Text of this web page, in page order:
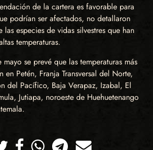
de la cartera es favorable para
podrían ser afectados, no detallaron
las especies de vidas silvestres que han
temperaturas.
se prevé que las temperaturas más
en Petén, Franja Transversal del Norte,
del Pacífico, Baja Verapaz, Izabal, El
Jutiapa, noroeste de Huehuetenango
TwitterFacebookWhatsappTelegramCorreo